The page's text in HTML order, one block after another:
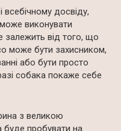
досвіду,
виконувати
залежить від того, що
може бути захисником,
або бути просто
собака покаже себе
з великою
буде пробувати на